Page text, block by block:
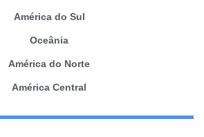
América do Sul
Oceânia
América do Norte
América Central